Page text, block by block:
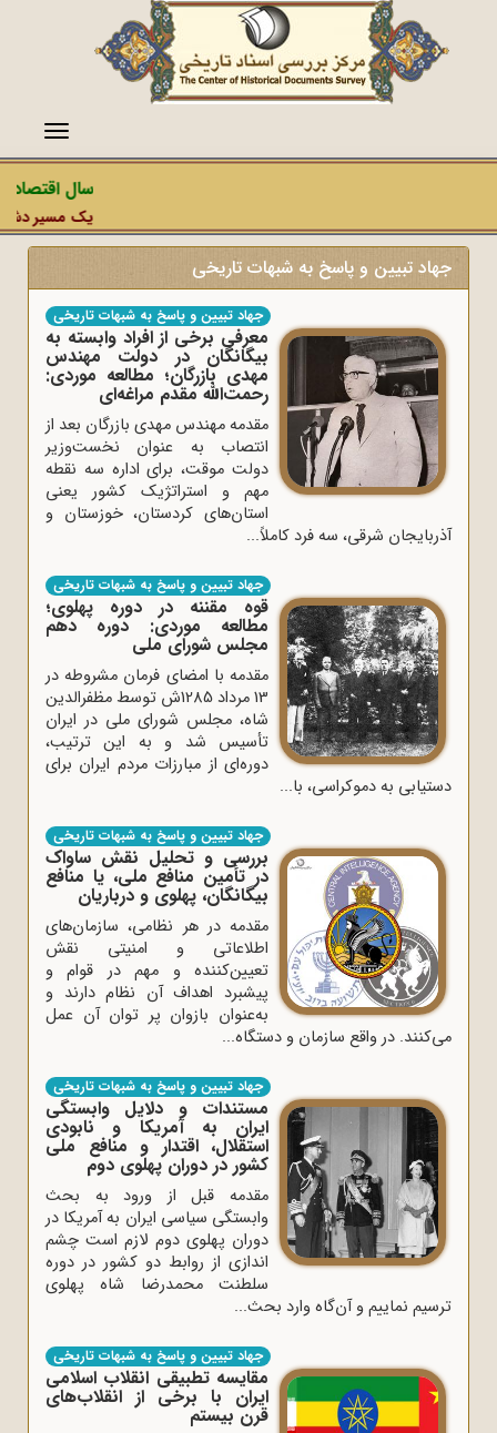
منو
سال اقتصاد
یک مسیر
جهاد تبیین و پاسخ به شبهات تاریخی
جهاد تبیین و پاسخ به شبهات تاریخی
معرفی برخی از افراد وابسته به
بیگانگان در دولت مهندس
مهدی بازرگان؛ مطالعه موردی:
رحمت‌الله مقدم ‌مراغه‌ای
مقدمه مهندس مهدی بازرگان بعد از
انتصاب به عنوان نخست‌وزیر
دولت موقت، برای اداره سه نقطه
مهم و استراتژیک کشور یعنی
استان‌های کردستان، خوزستان و
آذربایجان شرقی، سه فرد کاملاً...
جهاد تبیین و پاسخ به شبهات تاریخی
قوه مقننه در دوره پهلوی؛
مطالعه موردی: دوره دهم
مجلس شورای ملی
مقدمه با امضای فرمان مشروطه در
13 مرداد 1285ش توسط مظفرالدین
شاه، مجلس شورای ملی در ایران
تأسیس شد و به این ترتیب،
دوره‌ای از مبارزات مردم ایران برای
دستیابی به دموکراسی، با...
جهاد تبیین و پاسخ به شبهات تاریخی
بررسی و تحلیل نقش ساواک
در تأمین منافع ملی، یا منافع
بیگانگان، پهلوی و درباریان
مقدمه در هر نظامی، سازمان‌های
اطلاعاتى و امنیتى نقش
تعیین‌کننده و مهم در قوام و
پیشبرد اهداف آن نظام دارند و
به‌عنوان بازوان پر توان آن عمل
می‌کنند. در واقع سازمان و دستگاه...
جهاد تبیین و پاسخ به شبهات تاریخی
مستندات و دلایل وابستگی
ایران به آمریکا و نابودی
استقلال، اقتدار و منافع ملی
کشور در دوران پهلوی دوم
مقدمه قبل از ورود به بحث
وابستگی سیاسی ایران به آمریکا در
دوران پهلوی دوم لازم است چشم
اندازی از روابط دو کشور در دوره
سلطنت محمدرضا شاه پهلوی
ترسیم نماییم و آن‌گاه وارد بحث...
جهاد تبیین و پاسخ به شبهات تاریخی
مقایسه تطبیقی انقلاب اسلامی
ایران با برخی از انقلاب‌های
قرن بیستم